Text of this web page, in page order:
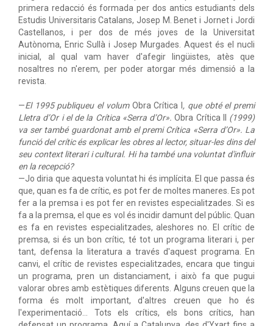
primera redacció és formada per dos antics estudiants dels
Estudis Universitaris Catalans, Josep M. Benet i Jornet i Jordi
Castellanos, i per dos de més joves de la Universitat
Autònoma, Enric Sullà i Josep Murgades. Aquest és el nucli
inicial, al qual vam haver d'afegir lingüistes, atès que
nosaltres no n'erem, per poder atorgar més dimensió a la
revista.
—El 1995 publiqueu el volum Obra Crítica I , que obté el premi
Lletra d’Or i el de la Crítica «Serra d’Or».Obra Crítica II
(1999)
va ser també guardonat amb el premi Crítica «Serra d’Or». La
funció del crític és explicar les obres al lector, situar-les dins del
seu context literari i cultural. Hi ha també una voluntat d'influir
en la recepció?
—Jo diria que aquesta voluntat hi és implícita. El que passa és
que, quan es fa de crític, es pot fer de moltes maneres. Es pot
fer a la premsa i es pot fer en revistes especialitzades. Si es
fa a la premsa, el que es vol és incidir damunt del públic. Quan
es fa en revistes especialitzades, aleshores no. El crític de
premsa, si és un bon crític, té tot un programa literari i, per
tant, defensa la literatura a través d'aquest programa. En
canvi, el crític de revistes especialitzades, encara que tingui
un programa, pren un distanciament, i això fa que pugui
valorar obres amb estètiques diferents. Alguns creuen que la
forma és molt important, d'altres creuen que ho és
l'experimentació… Tots els crítics, els bons crítics, han